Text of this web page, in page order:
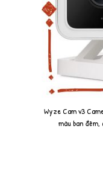
Wyze Cam v3
màu ban